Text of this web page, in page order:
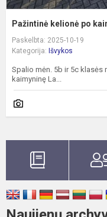
Pažintinė kelionė po
Paskelbta: 2025-10-19
Kategorija: Išvykos
Spalio mėn. 5b ir 5c
kaimyninę La...